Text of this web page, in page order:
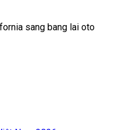
sang bang lai oto